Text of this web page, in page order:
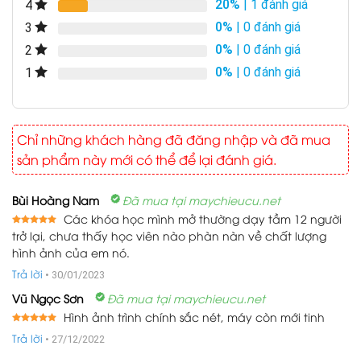
4
20% | 1 đánh giá
3
0% | 0 đánh giá
2
0% | 0 đánh giá
1
0% | 0 đánh giá
Chỉ những khách hàng đã đăng nhập và đã mua
sản phẩm này mới có thể để lại đánh giá.
Bùi Hoàng Nam Đã mua tại maychieucu.net
Được xếp
hạng55
sao
Các khóa học mình mở thường dạy tầm 12 người
trở lại, chưa thấy học viên nào phàn nàn về chất lượng
hình ảnh của em nó.
Trả lời • 30/01/2023
Vũ Ngọc Sơn Đã mua tại maychieucu.net
hạng5 5
Hình ảnh trình chính sắc nét, máy còn mới tinh
Trả lời • 27/12/2022